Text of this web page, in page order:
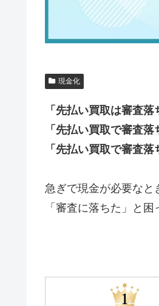
現金化
「先払い買取は審査落
「先払い買取で審査落
「先払い買取で審査落
急ぎで現金が必要な
「審査に落ちた」と